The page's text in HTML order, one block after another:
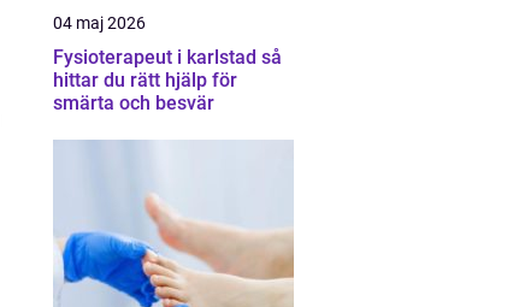
04 maj 2026
Fysioterapeut i karlstad så
hittar du rätt hjälp för
smärta och besvär